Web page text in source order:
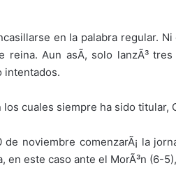
en la palabra regular.
Aun asÃ­, solo lanzÃ³
intentados.
cuales siempre ha sido
de noviembre comenzarÃ¡ la
en este caso ante el MorÃ³n